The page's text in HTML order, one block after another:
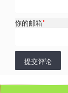
你的邮箱*
提交评论